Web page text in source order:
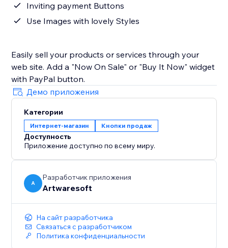
Inviting payment Buttons
Use Images with lovely Styles
Easily sell your products or services through your
web site. Add a "Now On Sale" or "Buy It Now" widget
with PayPal button.
Демо приложения
Категории
Интернет-магазин Кнопки продаж
Доступность
Приложение доступно по всему миру.
A
Разработчик приложения
Artwaresoft
На сайт разработчика
Связаться с разработчиком
Политика конфиденциальности